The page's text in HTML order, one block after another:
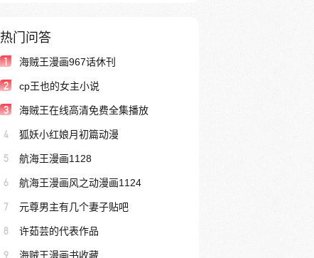
热门问答
1 海贼王漫画967话休刊
2 cp王也的女主小说
3 海贼王在线高清免费全集播放
4 狐妖小红娘月初篇动漫
5 航海王漫画1128
6 航海王漫画风之动漫画1124
7 元尊男主有几个妻子贴吧
8 许茹芸的代表作品
9 海贼王漫画书收藏